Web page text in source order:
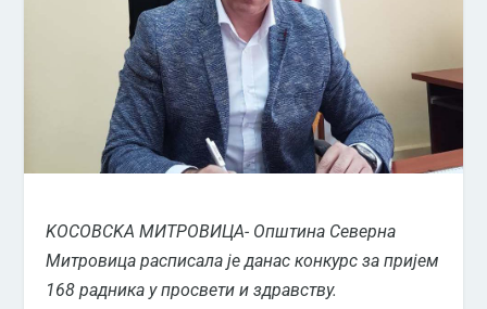
KОСОВСKА МИТРОВИЦА- Општина Северна
Митровица расписала је данас конкурс за пријем
168 радника у просвети и здравству.